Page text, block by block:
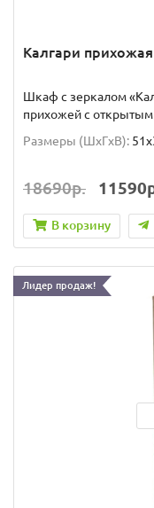
Калгари
Шкаф с зеркалом
прихожей с
Размеры (ШxГxВ):
18690р.
В корзину
Лидер продаж!